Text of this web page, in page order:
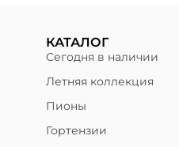
КАТАЛОГ
Сегодня в наличии
Летняя коллекция
Пионы
Гортензии